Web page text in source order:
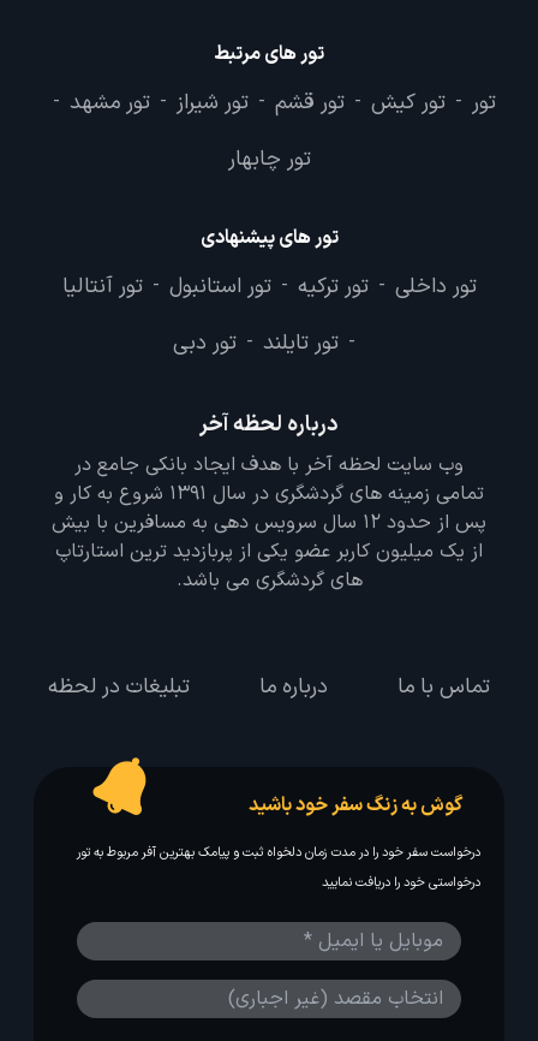
تور های مرتبط
تور - تور کیش - تور قشم - تور شیراز - تور مشهد -
تور چابهار
تور های پیشنهادی
تور داخلی - تور ترکیه - تور استانبول - تور آنتالیا
- تور تایلند - تور دبی
درباره لحظه آخر
وب سایت لحظه آخر با هدف ایجاد بانکی جامع در
تمامی زمینه های گردشگری در سال 1391 شروع به کار و
پس از حدود 12 سال سرویس دهی به مسافرین با بیش
از یک میلیون کاربر عضو یکی از پربازدید ترین استارتاپ
های گردشگری می باشد.
تماس با ما درباره ما تبلیغات در لحظه
گوش به زنگ سفر خود باشید
درخواست سفر خود را در مدت زمان دلخواه ثبت و پیامک بهترین آفر مربوط به تور
درخواستی خود را دریافت نمایید